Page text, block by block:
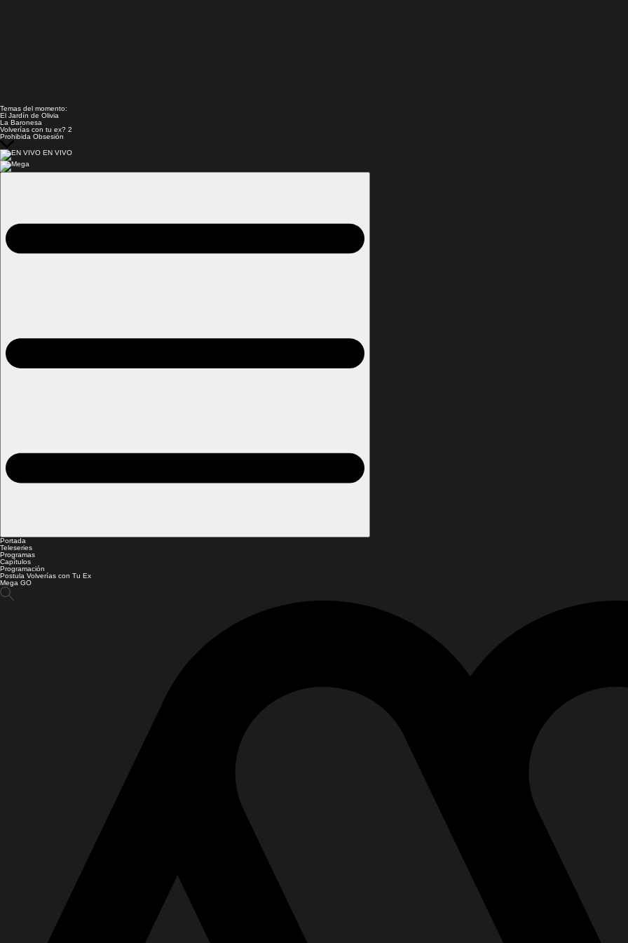
Temas del momento:
El Jardín de Olivia
La Baronesa
Volverías con tu ex? 2
Prohibida Obsesión
EN VIVO
Portada
Teleseries
Programas
Capítulos
Programación
Postula Volverías con Tu Ex
Mega GO